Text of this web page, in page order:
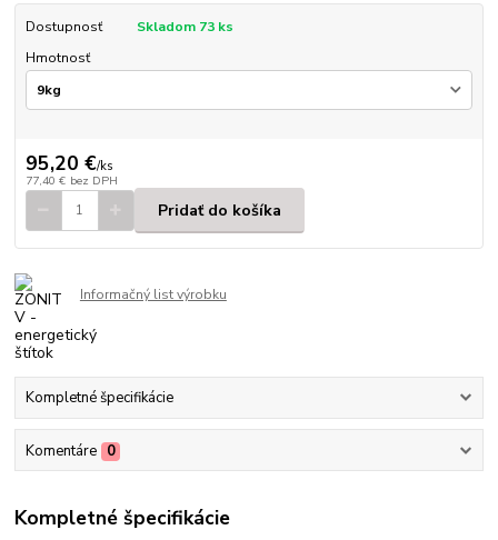
Dostupnosť
Skladom 73 ks
Hmotnosť
95,20 €/ks
77,40 € bez DPH
Pridať do košíka
Informačný list výrobku
Kompletné špecifikácie
Komentáre 0
Kompletné špecifikácie